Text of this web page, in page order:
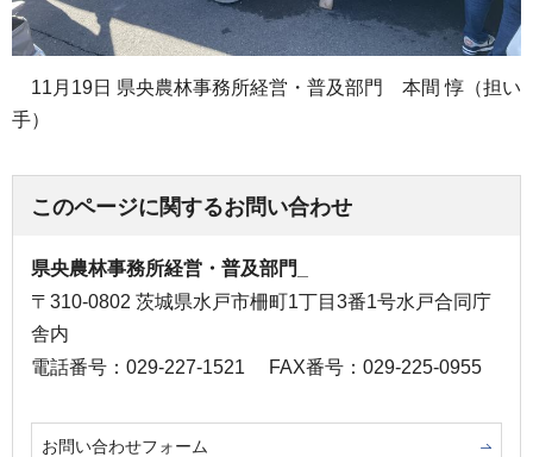
11月19日 県央農林事務所経営・普及部門 本間 惇（担い
手）
このページに関するお問い合わせ
県央農林事務所経営・普及部門_
〒310-0802 茨城県水戸市柵町1丁目3番1号水戸合同庁
舎内
電話番号：029-227-1521
FAX番号：029-225-0955
お問い合わせフォーム